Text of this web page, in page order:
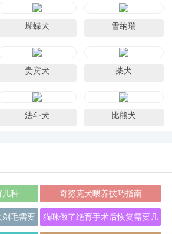
蝴蝶犬 雪纳瑞
贵宾犬 柴犬
法斗犬 比熊犬
几种 奇努克犬喂养技巧指南
剃毛需要
猫咪做了绝育手术后恢复需要几